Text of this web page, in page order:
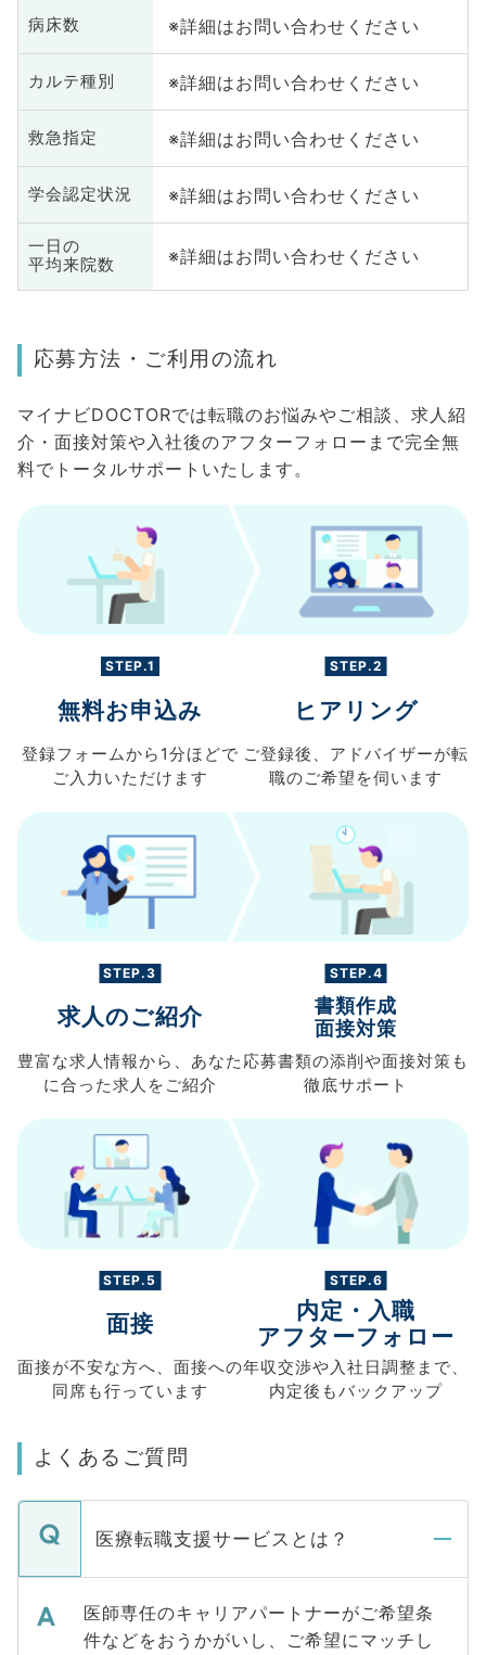
病床数 ※詳細はお問い合わせください
カルテ種別 ※詳細はお問い合わせください
救急指定 ※詳細はお問い合わせください
学会認定状況 ※詳細はお問い合わせください
一日の
平均来院数
※詳細はお問い合わせください
応募方法・ご利用の流れ
マイナビDOCTORでは転職のお悩みやご相談、求人紹
介・面接対策や入社後のアフターフォローまで完全無
料でトータルサポートいたします。
STEP.1
無料お申込み
登録フォームから 1分ほどで
ご入力 いただけます
STEP.2
ヒアリング
ご登録後、 アドバイザーが転
職のご希望を伺います
STEP.3
求人のご紹介
豊富な求人情報から、 あなた
に合った求人を ご紹介
STEP.4
書類作成
面接対策
応募書類の添削や面接対策も
徹底サポート
STEP.5
面接
面接が不安な方へ、 面接への
同席も行っています
STEP.6
内定・入職
アフターフォロー
年収交渉や入社日調整まで、
内定後もバックアップ
よくあるご質問
医療転職支援サービスとは？
医師専任のキャリアパートナーがご希望条
件などをおうかがいし、ご希望にマッチし